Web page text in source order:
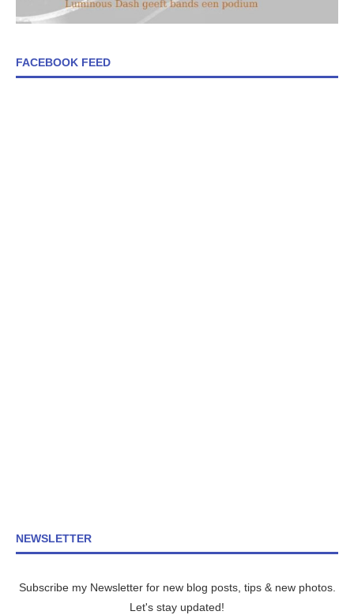
FACEBOOK FEED
NEWSLETTER
Subscribe my Newsletter for new blog posts, tips & new photos.
Let's stay updated!